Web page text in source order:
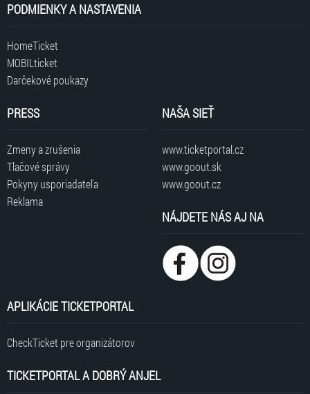
PODMIENKY A NASTAVENIA
HomeTicket
MOBILticket
Darčekové poukazy
PRESS
Zmeny a zrušenia
Tlačové správy
Pokyny usporiadateľa
Reklama
NAŠA SIEŤ
www.ticketportal.cz
www.goout.sk
www.goout.cz
NÁJDETE NÁS AJ NA
APLIKÁCIE TICKETPORTAL
CheckTicket pre organizátorov
TICKETPORTAL A DOBRÝ ANJEL